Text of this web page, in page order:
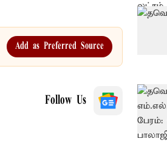
Add as Preferred Source
Follow Us